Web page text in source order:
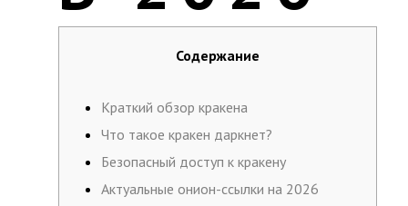
Содержание
Краткий обзор кракена
Что такое кракен даркнет?
Безопасный доступ к кракену
Актуальные онион-ссылки на 2026